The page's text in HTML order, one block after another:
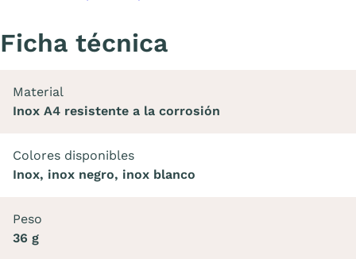
Ficha técnica
Material
Inox A4 resistente a la corrosión
Colores disponibles
Inox, inox negro, inox blanco
Peso
36 g